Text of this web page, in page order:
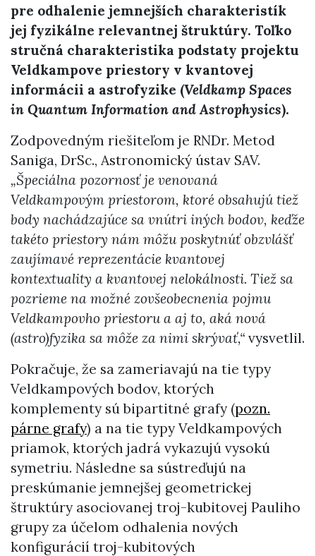
pre odhalenie jemnejších charakteristík
jej fyzikálne relevantnej štruktúry. Toľko
stručná charakteristika podstaty projektu
Veldkampove priestory v kvantovej
informácii a astrofyzike (Veldkamp Spaces
in Quantum Information and Astrophysics).
Zodpovedným riešiteľom je RNDr. Metod
Saniga, DrSc., Astronomický ústav SAV.
„Špeciálna pozornosť je venovaná
Veldkampovým priestorom, ktoré obsahujú tiež
body nachádzajúce sa vnútri iných bodov, keďže
takéto priestory nám môžu poskytnúť obzvlášť
zaujímavé reprezentácie kvantovej
kontextuality a kvantovej nelokálnosti. Tiež sa
pozrieme na možné zovšeobecnenia pojmu
Veldkampovho priestoru a aj to, aká nová
(astro)fyzika sa môže za nimi skrývať,“ vysvetlil.
Pokračuje, že sa zameriavajú na tie typy
Veldkampových bodov, ktorých
komplementy sú bipartitné grafy (pozn.
párne grafy) a na tie typy Veldkampových
priamok, ktorých jadrá vykazujú vysokú
symetriu. Následne sa sústreďujú na
preskúmanie jemnejšej geometrickej
štruktúry asociovanej troj-kubitovej Pauliho
grupy za účelom odhalenia nových
konfigurácií troj-kubitových